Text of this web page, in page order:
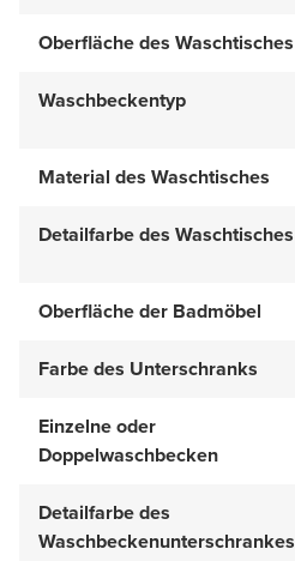
Oberfläche des Waschtisches
Waschbeckentyp
Material des Waschtisches
Detailfarbe des Waschtisches
Oberfläche der Badmöbel
Farbe des Unterschranks
Einzelne oder
Doppelwaschbecken
Detailfarbe des
Waschbeckenunterschrankes